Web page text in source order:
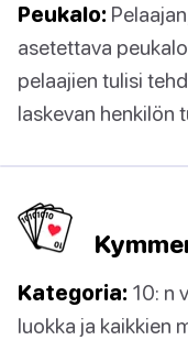
Peukalo:
asetettava
pelaajien tulisi
laskevan henkilön
Kategoria: 10: n
luokka ja kaikkien